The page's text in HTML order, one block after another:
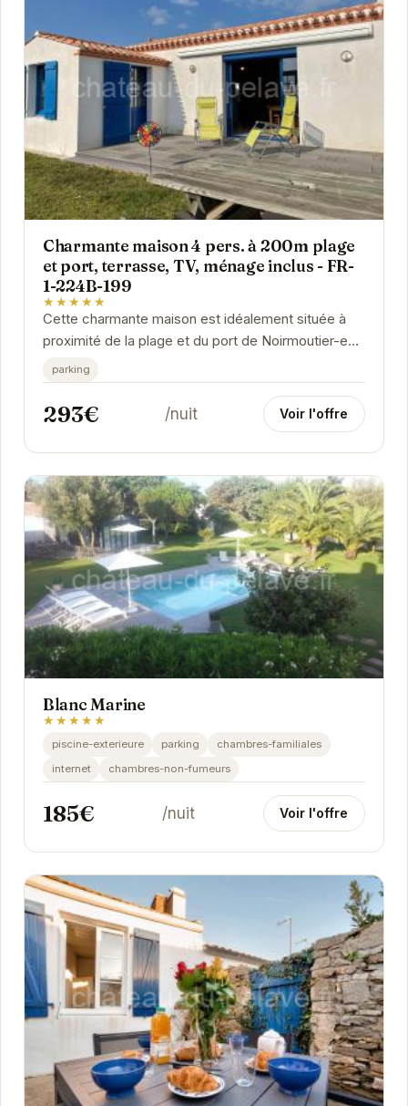
Charmante maison 4 pers. à 200m plage
et port, terrasse, TV, ménage inclus - FR-
1-224B-199
★★★★★
Cette charmante maison est idéalement située à
proximité de la plage et du port de Noirmoutier-en-
l'Île. Elle offre un espace confortable pour 4...
parking
293€ /nuit Voir l'offre
Blanc Marine
★★★★★
piscine-exterieure parking
chambres-familiales
internet
chambres-non-fumeurs
185€ /nuit Voir l'offre